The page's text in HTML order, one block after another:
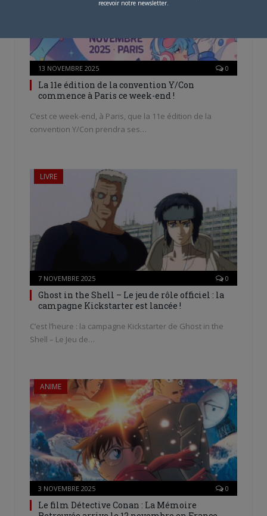
13 NOVEMBRE 2025 0
La 11e édition de la convention Y/Con
commence à Paris ce week-end !
C’est ce week-end, à Paris, que la 11e édition de la
convention Y/Con prendra ses…
LIVRE
7 NOVEMBRE 2025 0
Ghost in the Shell – Le jeu de rôle officiel : la
campagne Kickstarter est lancée !
C’est l’heure : la campagne Kickstarter de Ghost in the
Shell – Le Jeu de…
ANIME
3 NOVEMBRE 2025 0
Le film Détective Conan : La Mémoire
recevoir notre newsletter.